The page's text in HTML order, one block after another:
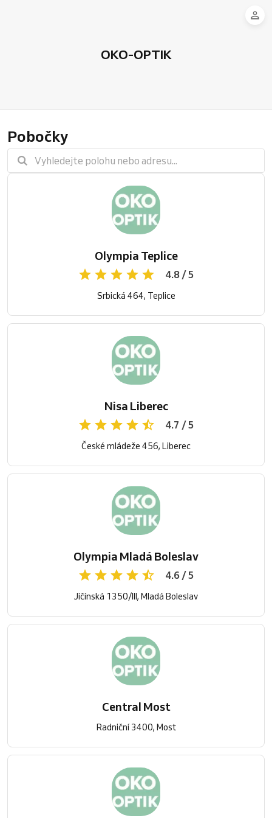
OKO-OPTIK
Pobočky
Olympia Teplice
4.8 / 5
Srbická 464, Teplice
Nisa Liberec
4.7 / 5
České mládeže 456, Liberec
Olympia Mladá Boleslav
4.6 / 5
Jičínská 1350/III, Mladá Boleslav
Central Most
Radniční 3400, Most